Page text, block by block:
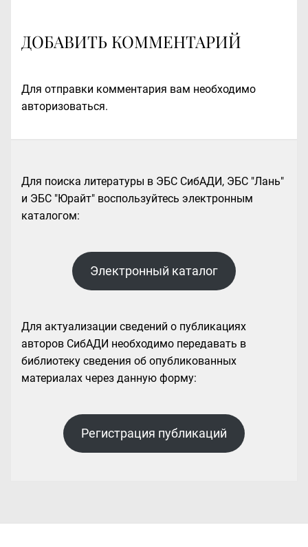
ДОБАВИТЬ КОММЕНТАРИЙ
Для отправки комментария вам необходимо
авторизоваться.
Для поиска литературы в ЭБС СибАДИ, ЭБС "Лань"
и ЭБС "Юрайт" воспользуйтесь электронным
каталогом:
Электронный каталог
Для актуализации сведений о публикациях
авторов СибАДИ необходимо передавать в
библиотеку сведения об опубликованных
материалах через данную форму:
Регистрация публикаций